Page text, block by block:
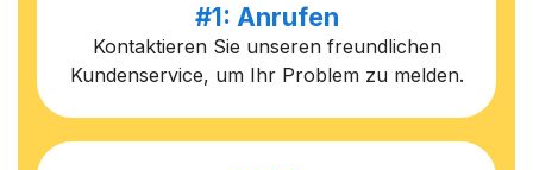
#1: Anrufen
Kontaktieren Sie unseren freundlichen
Kundenservice, um Ihr Problem zu melden.